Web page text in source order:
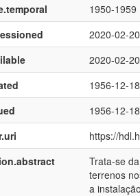
1950-1959
2020-02-
2020-02-
1956-12-18
1956-12-18
https://
Trata-se
terrenos
a